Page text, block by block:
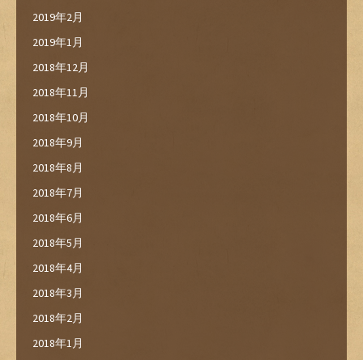
2019年2月
2019年1月
2018年12月
2018年11月
2018年10月
2018年9月
2018年8月
2018年7月
2018年6月
2018年5月
2018年4月
2018年3月
2018年2月
2018年1月